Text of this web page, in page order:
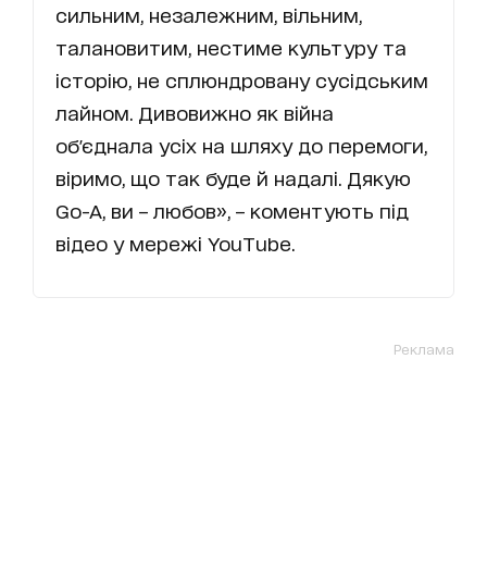
сильним, незалежним, вільним,
талановитим, нестиме культуру та
історію, не сплюндровану сусідським
лайном. Дивовижно як війна
об'єднала усіх на шляху до перемоги,
віримо, що так буде й надалі. Дякую
Go-A, ви – любов», – коментують під
відео у мережі YouTube.
Реклама